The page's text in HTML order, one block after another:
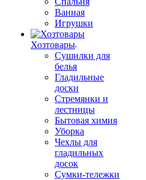
Ванная
Игрушки
Хозтовары
Сушилки для
белья
Гладильные
доски
Стремянки и
лестницы
Бытовая химия
Уборка
Чехлы для
гладильных
досок
Сумки-тележки